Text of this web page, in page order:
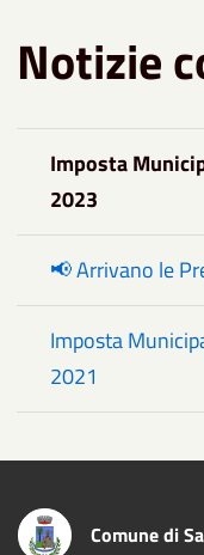
Notizie
Imposta
2023
📢 Arrivano le
Imposta
2021
Comune di